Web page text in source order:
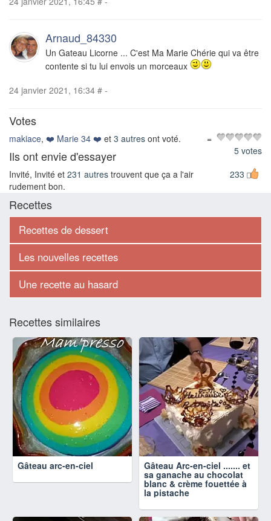
Arnaud_84330
Un Gateau Licorne ... C'est Ma Marie Chérie qui va être
contente si tu lui envois un morceaux
24 janvier 2021, 16:34 # -
Votes
makiace, ❤️ Marie 34 ❤️ et 3 autres ont voté.
=
5 votes
Ils ont envie d'essayer
233
Invité, Invité et 231 autres trouvent que ça a l'air
rudement bon.
Recettes
Recettes de dessert
Les nouvelles recettes
Une recette au hasard
Recettes similaires
Gâteau arc-en-ciel Gâteau Arc-en-ciel ....... et
sa ganache au chocolat
blanc & crème fouettée à
la pistache